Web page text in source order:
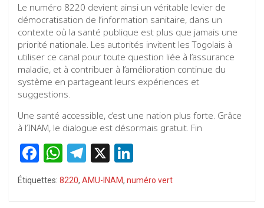
Le numéro 8220 devient ainsi un véritable levier de
démocratisation de l’information sanitaire, dans un
contexte où la santé publique est plus que jamais une
priorité nationale. Les autorités invitent les Togolais à
utiliser ce canal pour toute question liée à l’assurance
maladie, et à contribuer à l’amélioration continue du
système en partageant leurs expériences et
suggestions.
Une santé accessible, c’est une nation plus forte. Grâce
à l’INAM, le dialogue est désormais gratuit. Fin
F
a
ce
W
h
at
T
el
e
X
ke
Étiquettes: 8220, AMU-INAM, numéro vert